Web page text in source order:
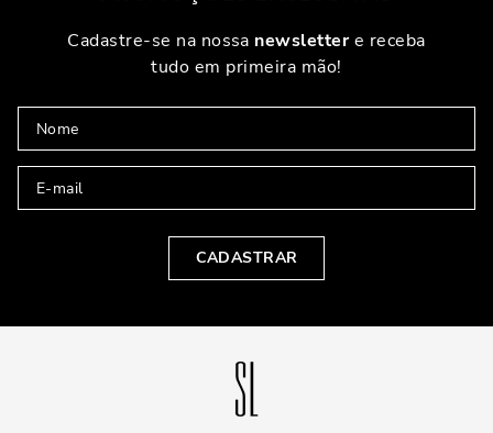
Cadastre-se na nossa newslettere receba
tudo em primeira mão!
CADASTRAR